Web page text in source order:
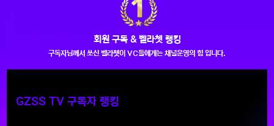
회원 구독 & 벨라쳇 랭킹
구독자님께서 쏘신 벨라쳇이 VC들에게는 채널운영의 힘 입니다.
GZSS TV 구독자 랭킹